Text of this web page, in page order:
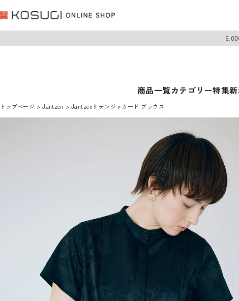
商品一覧カテゴリー特集
トップページ Jantzen Jantzenサテンジャカード ブラウス